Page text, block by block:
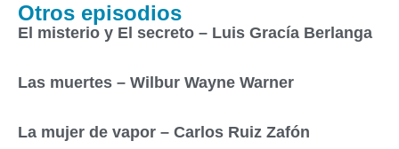
Otros episodios
El misterio y El secreto – Luis Gracía Berlanga
Las muertes – Wilbur Wayne Warner
La mujer de vapor – Carlos Ruiz Zafón